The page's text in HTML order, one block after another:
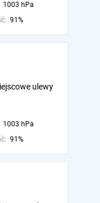
1003 hPa
91%
ulewy
1003 hPa
91%